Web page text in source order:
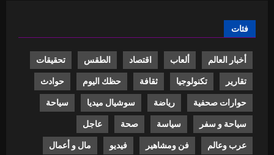
فئات
أخبار العالم ألعاب اقتصاد الطقس تحقيقات
تقارير تكنولوجيا ثقافة حظك اليوم حوادث
حوارات صحفية رياضة سوشيال ميديا سياحة
سياحة و سفر سياسة صحة عاجل
عرب وعالم فن ومشاهير فيديو مال و أعمال